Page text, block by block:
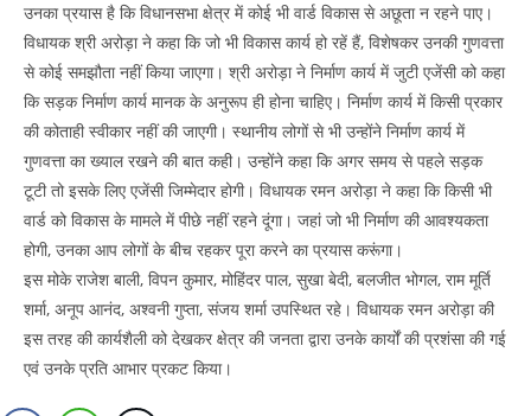
उनका प्रयास है कि विधानसभा क्षेत्र में कोई भी वार्ड विकास से अछूता न रहने पाए।
विधायक श्री अरोड़ा ने कहा कि जो भी विकास कार्य हो रहें हैं, विशेषकर उनकी गुणवत्ता
से कोई समझौता नहीं किया जाएगा। श्री अरोड़ा ने निर्माण कार्य में जुटी एजेंसी को कहा
कि सड़क निर्माण कार्य मानक के अनुरूप ही होना चाहिए। निर्माण कार्य में किसी प्रकार
की कोताही स्वीकार नहीं की जाएगी। स्थानीय लोगों से भी उन्होंने निर्माण कार्य में
गुणवत्ता का ख्याल रखने की बात कही। उन्होंने कहा कि अगर समय से पहले सड़क
टूटी तो इसके लिए एजेंसी जिम्मेदार होगी। विधायक रमन अरोड़ा ने कहा कि किसी भी
वार्ड को विकास के मामले में पीछे नहीं रहने दूंगा। जहां जो भी निर्माण की आवश्यकता
होगी, उनका आप लोगों के बीच रहकर पूरा करने का प्रयास करूंगा।
इस मोके राजेश बाली, विपन कुमार, मोहिंदर पाल, सुखा बेदी, बलजीत भोगल, राम मूर्ति
शर्मा, अनूप आनंद, अश्वनी गुप्ता, संजय शर्मा उपस्थित रहे। विधायक रमन अरोड़ा की
इस तरह की कार्यशैली को देखकर क्षेत्र की जनता द्वारा उनके कार्यों की प्रशंसा की गई
एवं उनके प्रति आभार प्रकट किया।